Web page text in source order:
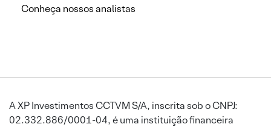
Conheça nossos analistas
A XP Investimentos CCTVM S/A, inscrita sob o CNPJ:
02.332.886/0001-04, é uma instituição financeira